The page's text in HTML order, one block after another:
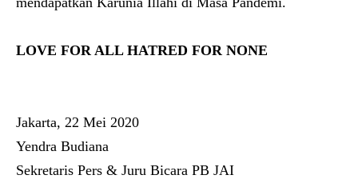
LOVE FOR ALL HATRED FOR NONE
Jakarta, 22 Mei 2020
Yendra Budiana
Sekretaris Pers & Juru Bicara PB JAI